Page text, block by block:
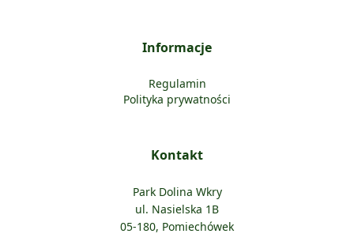
Informacje
Regulamin
Polityka prywatności
Kontakt
Park Dolina Wkry
ul. Nasielska 1B
05-180, Pomiechówek